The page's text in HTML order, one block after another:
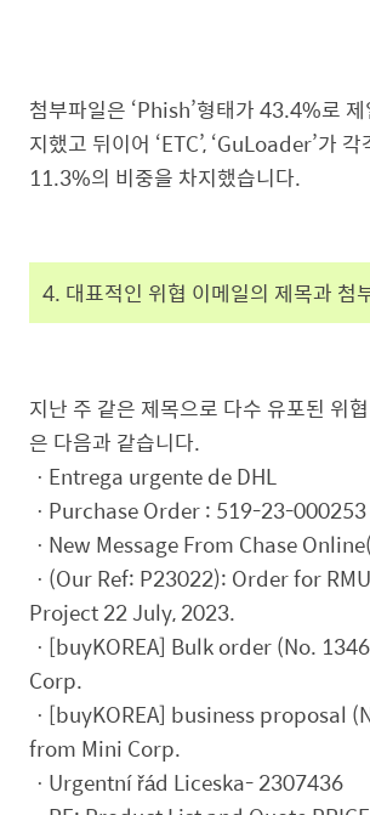
첨부파일은 ‘Phish’형태가 43.4%로
지했고 뒤이어 ‘ETC’, ‘GuLoader’가
11.3%의 비중을 차지했습니다.
4. 대표적인 위협 이메일의 제목과 첨
지난 주 같은 제목으로 다수 유포된 위
은 다음과 같습니다.
ㆍEntrega urgente de DHL
ㆍPurchase Order : 519-23-000253
ㆍNew Message From Chase
ㆍ(Our Ref: P23022): Order for
Project 22 July, 2023.
ㆍ[buyKOREA] Bulk order (No.
Corp.
ㆍ[buyKOREA] business proposal
from Mini Corp.
ㆍUrgentní řád Liceska- 2307436